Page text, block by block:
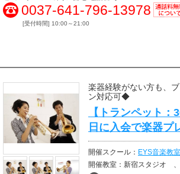
0037-641-796-13978
[受付時間] 10:00～21:00
楽器経験がない方も、
ン対応可◆
【トランペット
日に入会で楽器プ
開催スクール： EYS音楽教室
開催教室：新宿スタジオ